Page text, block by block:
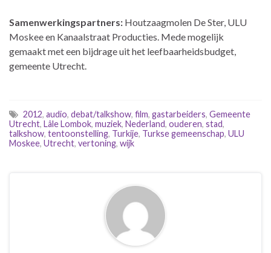
Samenwerkingspartners: Houtzaagmolen De Ster, ULU
Moskee en Kanaalstraat Producties. Mede mogelijk
gemaakt met een bijdrage uit het leefbaarheidsbudget,
gemeente Utrecht.
2012, audio, debat/talkshow, film, gastarbeiders, Gemeente
Utrecht, Lâle Lombok, muziek, Nederland, ouderen, stad,
talkshow, tentoonstelling, Turkije, Turkse gemeenschap, ULU
Moskee, Utrecht, vertoning, wijk